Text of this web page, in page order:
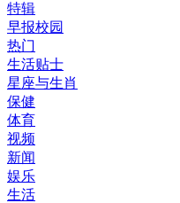
特辑
早报校园
热门
生活贴士
星座与生肖
保健
体育
视频
新闻
娱乐
生活